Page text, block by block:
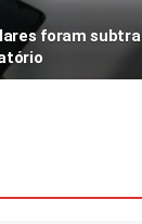
foram